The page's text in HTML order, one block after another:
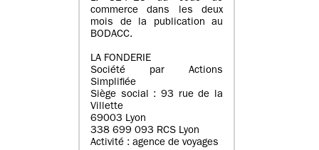
commerce dans les deux
mois de la publication au
BODACC.
LA FONDERIE
Société par Actions
Simplifiée
Siège social : 93 rue de la
Villette
69003 Lyon
338 699 093 RCS Lyon
Activité : agence de voyages